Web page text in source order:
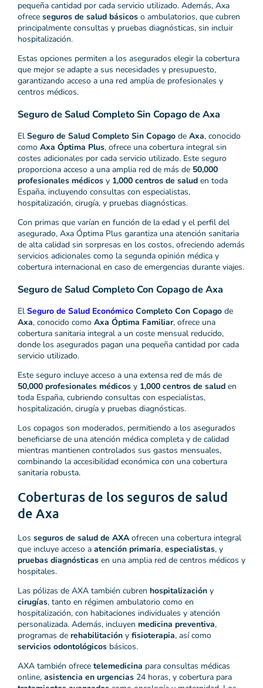
pequeña cantidad por cada servicio utilizado. Además, Axa
ofrece seguros de salud básicos o ambulatorios, que cubren
principalmente consultas y pruebas diagnósticas, sin incluir
hospitalización.
Estas opciones permiten a los asegurados elegir la cobertura
que mejor se adapte a sus necesidades y presupuesto,
garantizando acceso a una red amplia de profesionales y
centros médicos.
Seguro de Salud Completo Sin Copago de Axa
El Seguro de Salud Completo Sin Copago de Axa, conocido
como Axa Óptima Plus, ofrece una cobertura integral sin
costes adicionales por cada servicio utilizado. Este seguro
proporciona acceso a una amplia red de más de 50,000
profesionales médicos y 1,000 centros de salud en toda
España, incluyendo consultas con especialistas,
hospitalización, cirugía, y pruebas diagnósticas.
Con primas que varían en función de la edad y el perfil del
asegurado, Axa Óptima Plus garantiza una atención sanitaria
de alta calidad sin sorpresas en los costos, ofreciendo además
servicios adicionales como la segunda opinión médica y
cobertura internacional en caso de emergencias durante viajes.
Seguro de Salud Completo Con Copago de Axa
El Seguro de Salud Económico Completo Con Copago de
Axa, conocido como Axa Óptima Familiar, ofrece una
cobertura sanitaria integral a un coste mensual reducido,
donde los asegurados pagan una pequeña cantidad por cada
servicio utilizado.
Este seguro incluye acceso a una extensa red de más de
50,000 profesionales médicos y 1,000 centros de salud en
toda España, cubriendo consultas con especialistas,
hospitalización, cirugía y pruebas diagnósticas.
Los copagos son moderados, permitiendo a los asegurados
beneficiarse de una atención médica completa y de calidad
mientras mantienen controlados sus gastos mensuales,
combinando la accesibilidad económica con una cobertura
sanitaria robusta.
Coberturas de los seguros de salud
de Axa
Los seguros de salud de AXA ofrecen una cobertura integral
que incluye acceso a atención primaria, especialistas, y
pruebas diagnósticas en una amplia red de centros médicos y
hospitales.
Las pólizas de AXA también cubren hospitalización y
cirugías, tanto en régimen ambulatorio como en
hospitalización, con habitaciones individuales y atención
personalizada. Además, incluyen medicina preventiva,
programas de rehabilitación y fisioterapia, así como
servicios odontológicos básicos.
AXA también ofrece telemedicina para consultas médicas
online, asistencia en urgencias 24 horas, y cobertura para